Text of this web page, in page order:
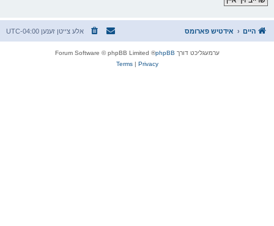
היים אידטיש פארומס אלע צייטן זענען UTC-04:00
ערמעגליכט דורך phpBB
® Forum Software © phpBB Limited
Privacy
|
Terms